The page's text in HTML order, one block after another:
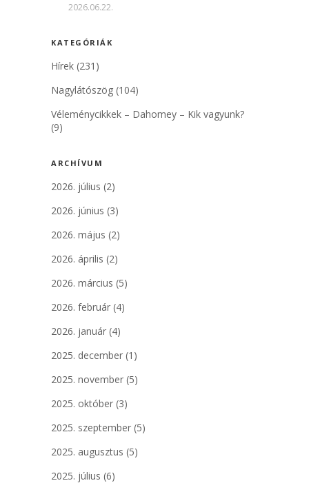
2026.06.22.
KATEGÓRIÁK
Hírek (231)
Nagylátószög (104)
Véleménycikkek – Dahomey – Kik vagyunk?
(9)
ARCHÍVUM
2026. július (2)
2026. június (3)
2026. május (2)
2026. április (2)
2026. március (5)
2026. február (4)
2026. január (4)
2025. december (1)
2025. november (5)
2025. október (3)
2025. szeptember (5)
2025. augusztus (5)
2025. július (6)